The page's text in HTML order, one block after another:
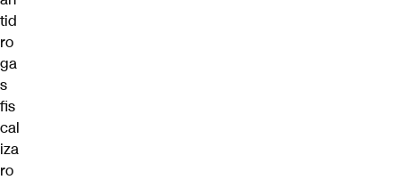
tid
ro
ga
s
fis
cal
iza
ro